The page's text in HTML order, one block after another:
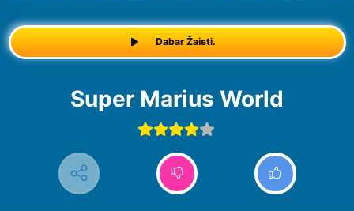
Dabar Žaisti.
Super Marius World